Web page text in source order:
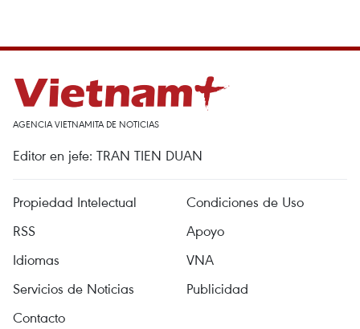
AGENCIA VIETNAMITA DE NOTICIAS
Editor en jefe: TRAN TIEN DUAN
Propiedad Intelectual
Condiciones de Uso
RSS
Apoyo
Idiomas
VNA
Servicios de Noticias
Publicidad
Contacto